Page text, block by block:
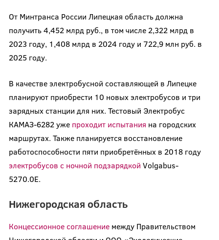
От Минтранса России Липецкая область должна
получить 4,452 млрд руб., в том числе 2,322 млрд в
2023 году, 1,408 млрд в 2024 году и 722,9 млн руб. в
2025 году.
В качестве электробусной составляющей в Липецке
планируют приобрести 10 новых электробусов и три
зарядных станции для них. Тестовый Электробус
КАМАЗ-6282 уже проходит испытания на городских
маршрутах. Также планируется восстановление
работоспособности пяти приобретённых в 2018 году
электробусов с ночной подзарядкой Volgabus-
5270.0E.
Нижегородская область
Концессионное соглашениемежду Правительством